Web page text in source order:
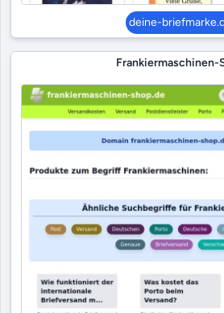
deine-
Frankiermaschinen-